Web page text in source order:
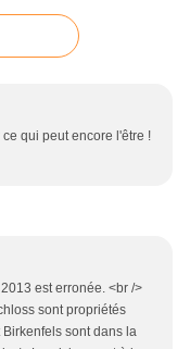
ce qui peut encore l'être !
est erronée. <br />
sont propriétés
sont dans la